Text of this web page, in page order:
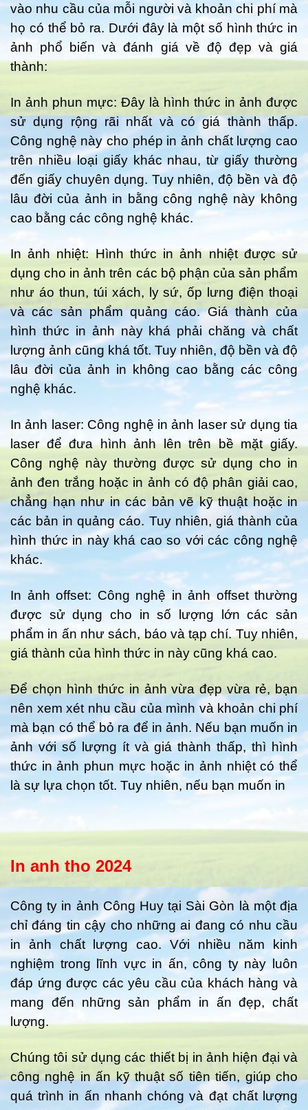
vào nhu cầu của mỗi người và khoản chi phí mà
họ có thể bỏ ra. Dưới đây là một số hình thức in
ảnh phổ biến và đánh giá về độ đẹp và giá
thành:
In ảnh phun mực: Đây là hình thức in ảnh được
sử dụng rộng rãi nhất và có giá thành thấp.
Công nghệ này cho phép in ảnh chất lượng cao
trên nhiều loại giấy khác nhau, từ giấy thường
đến giấy chuyên dụng. Tuy nhiên, độ bền và độ
lâu đời của ảnh in bằng công nghệ này không
cao bằng các công nghệ khác.
In ảnh nhiệt: Hình thức in ảnh nhiệt được sử
dụng cho in ảnh trên các bộ phận của sản phẩm
như áo thun, túi xách, ly sứ, ốp lưng điện thoại
và các sản phẩm quảng cáo. Giá thành của
hình thức in ảnh này khá phải chăng và chất
lượng ảnh cũng khá tốt. Tuy nhiên, độ bền và độ
lâu đời của ảnh in không cao bằng các công
nghệ khác.
In ảnh laser: Công nghệ in ảnh laser sử dụng tia
laser để đưa hình ảnh lên trên bề mặt giấy.
Công nghệ này thường được sử dụng cho in
ảnh đen trắng hoặc in ảnh có độ phân giải cao,
chẳng hạn như in các bản vẽ kỹ thuật hoặc in
các bản in quảng cáo. Tuy nhiên, giá thành của
hình thức in này khá cao so với các công nghệ
khác.
In ảnh offset: Công nghệ in ảnh offset thường
được sử dụng cho in số lượng lớn các sản
phẩm in ấn như sách, báo và tạp chí. Tuy nhiên,
giá thành của hình thức in này cũng khá cao.
Để chọn hình thức in ảnh vừa đẹp vừa rẻ, bạn
nên xem xét nhu cầu của mình và khoản chi phí
mà bạn có thể bỏ ra để in ảnh. Nếu bạn muốn in
ảnh với số lượng ít và giá thành thấp, thì hình
thức in ảnh phun mực hoặc in ảnh nhiệt có thể
là sự lựa chọn tốt. Tuy nhiên, nếu bạn muốn in
In anh tho 2024
Công ty in ảnh Công Huy tại Sài Gòn là một địa
chỉ đáng tin cậy cho những ai đang có nhu cầu
in ảnh chất lượng cao. Với nhiều năm kinh
nghiệm trong lĩnh vực in ấn, công ty này luôn
đáp ứng được các yêu cầu của khách hàng và
mang đến những sản phẩm in ấn đẹp, chất
lượng.
Chúng tôi sử dụng các thiết bị in ảnh hiện đại và
công nghệ in ấn kỹ thuật số tiên tiến, giúp cho
quá trình in ấn nhanh chóng và đạt chất lượng